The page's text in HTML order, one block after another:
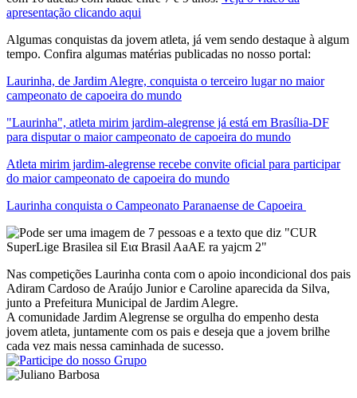
apresentação clicando aqui
Algumas conquistas da jovem atleta, já vem sendo destaque à algum
tempo. Confira algumas matérias publicadas no nosso portal:
Laurinha, de Jardim Alegre, conquista o terceiro lugar no maior
campeonato de capoeira do mundo
"Laurinha", atleta mirim jardim-alegrense já está em Brasília-DF
para disputar o maior campeonato de capoeira do mundo
Atleta mirim jardim-alegrense recebe convite oficial para participar
do maior campeonato de capoeira do mundo
Laurinha conquista o Campeonato Paranaense de Capoeira
Nas competições Laurinha conta com o apoio incondicional dos pais
Adiram Cardoso de Araújo Junior e Caroline aparecida da Silva,
junto a Prefeitura Municipal de Jardim Alegre.
A comunidade Jardim Alegrense se orgulha do empenho desta
jovem atleta, juntamente com os pais e deseja que a jovem brilhe
cada vez mais nessa caminhada de sucesso.